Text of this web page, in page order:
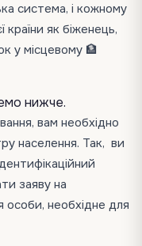
система, і кожному
як біженець,
у місцевому 🏦
нижче.
вам необхідно
населення. Так, ви
заяву на
особи, необхідне для